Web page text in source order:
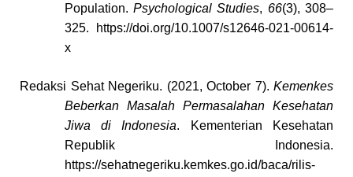
Population.Psychological Studies, 66(3), 308–
325. https://doi.org/10.1007/s12646-021-00614-
x
Redaksi Sehat Negeriku. (2021, October 7). Kemenkes
Beberkan Masalah Permasalahan Kesehatan
Jiwa di Indonesia. Kementerian Kesehatan
Republik Indonesia.
https://sehatnegeriku.kemkes.go.id/baca/rilis-